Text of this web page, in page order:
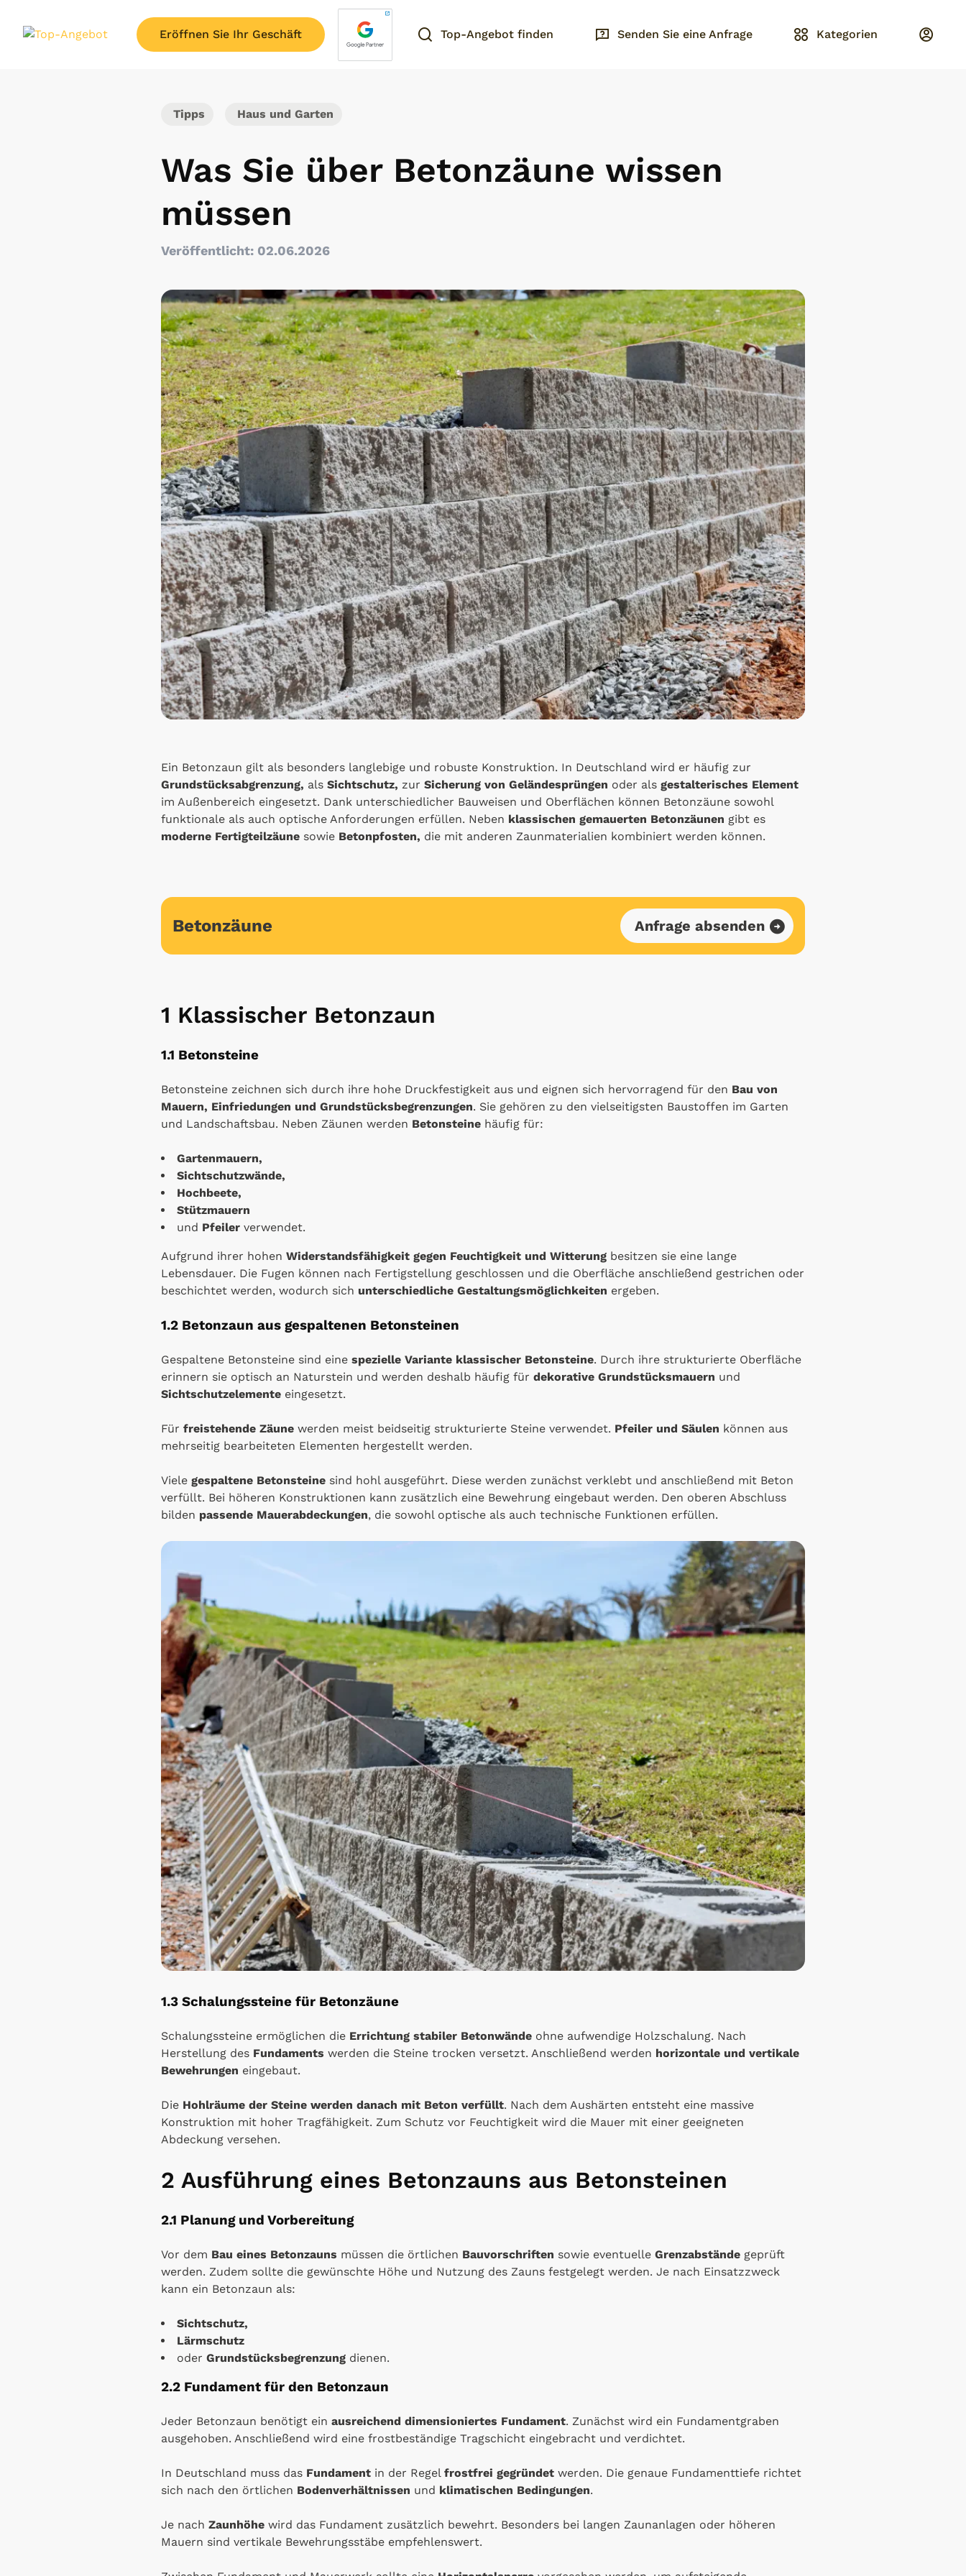
Eröffnen Sie Ihr Geschäft Top-Angebot finden Senden Sie eine Anfrage Kategorien
Tipps Haus und Garten
Was Sie über Betonzäune wissen
müssen
Veröffentlicht: 02.06.2026
Ein Betonzaun gilt als besonders langlebige und robuste Konstruktion. In Deutschland wird er häufig zur
Grundstücksabgrenzung, als Sichtschutz, zur Sicherung von Geländesprüngen oder als gestalterisches Element
im Außenbereich eingesetzt. Dank unterschiedlicher Bauweisen und Oberflächen können Betonzäune sowohl
funktionale als auch optische Anforderungen erfüllen. Neben klassischen gemauerten Betonzäunen gibt es
moderne Fertigteilzäune sowie Betonpfosten, die mit anderen Zaunmaterialien kombiniert werden können.
Betonzäune Anfrage absenden
1 Klassischer Betonzaun
1.1 Betonsteine
Betonsteine zeichnen sich durch ihre hohe Druckfestigkeit aus und eignen sich hervorragend für den Bau von
Mauern, Einfriedungen und Grundstücksbegrenzungen. Sie gehören zu den vielseitigsten Baustoffen im Garten
und Landschaftsbau. Neben Zäunen werden Betonsteine häufig für:
Gartenmauern,
Sichtschutzwände,
Hochbeete,
Stützmauern
und Pfeiler verwendet.
Aufgrund ihrer hohen Widerstandsfähigkeit gegen Feuchtigkeit und Witterung besitzen sie eine lange
Lebensdauer. Die Fugen können nach Fertigstellung geschlossen und die Oberfläche anschließend gestrichen oder
beschichtet werden, wodurch sich unterschiedliche Gestaltungsmöglichkeiten ergeben.
1.2 Betonzaun aus gespaltenen Betonsteinen
Gespaltene Betonsteine sind eine spezielle Variante klassischer Betonsteine. Durch ihre strukturierte Oberfläche
erinnern sie optisch an Naturstein und werden deshalb häufig für dekorative Grundstücksmauern und
Sichtschutzelemente eingesetzt.
Für freistehende Zäune werden meist beidseitig strukturierte Steine verwendet. Pfeiler und Säulen können aus
mehrseitig bearbeiteten Elementen hergestellt werden.
Viele gespaltene Betonsteine sind hohl ausgeführt. Diese werden zunächst verklebt und anschließend mit Beton
verfüllt. Bei höheren Konstruktionen kann zusätzlich eine Bewehrung eingebaut werden. Den oberen Abschluss
bilden passende Mauerabdeckungen, die sowohl optische als auch technische Funktionen erfüllen.
1.3 Schalungssteine für Betonzäune
Schalungssteine ermöglichen die Errichtung stabiler Betonwände ohne aufwendige Holzschalung. Nach
Herstellung des Fundaments werden die Steine trocken versetzt. Anschließend werden horizontale und vertikale
Bewehrungen eingebaut.
Die Hohlräume der Steine werden danach mit Beton verfüllt. Nach dem Aushärten entsteht eine massive
Konstruktion mit hoher Tragfähigkeit. Zum Schutz vor Feuchtigkeit wird die Mauer mit einer geeigneten
Abdeckung versehen.
2 Ausführung eines Betonzauns aus Betonsteinen
2.1 Planung und Vorbereitung
Vor dem Bau eines Betonzauns müssen die örtlichen Bauvorschriften sowie eventuelle Grenzabstände geprüft
werden. Zudem sollte die gewünschte Höhe und Nutzung des Zauns festgelegt werden. Je nach Einsatzzweck
kann ein Betonzaun als:
Sichtschutz,
Lärmschutz
oder Grundstücksbegrenzung dienen.
2.2 Fundament für den Betonzaun
Jeder Betonzaun benötigt ein ausreichend dimensioniertes Fundament. Zunächst wird ein Fundamentgraben
ausgehoben. Anschließend wird eine frostbeständige Tragschicht eingebracht und verdichtet.
In Deutschland muss das Fundament in der Regel frostfrei gegründet werden. Die genaue Fundamenttiefe richtet
sich nach den örtlichen Bodenverhältnissen und klimatischen Bedingungen.
Je nach Zaunhöhe wird das Fundament zusätzlich bewehrt. Besonders bei langen Zaunanlagen oder höheren
Mauern sind vertikale Bewehrungsstäbe empfehlenswert.